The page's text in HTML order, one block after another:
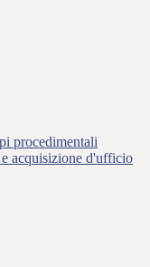
procedimentali
acquisizione d'ufficio